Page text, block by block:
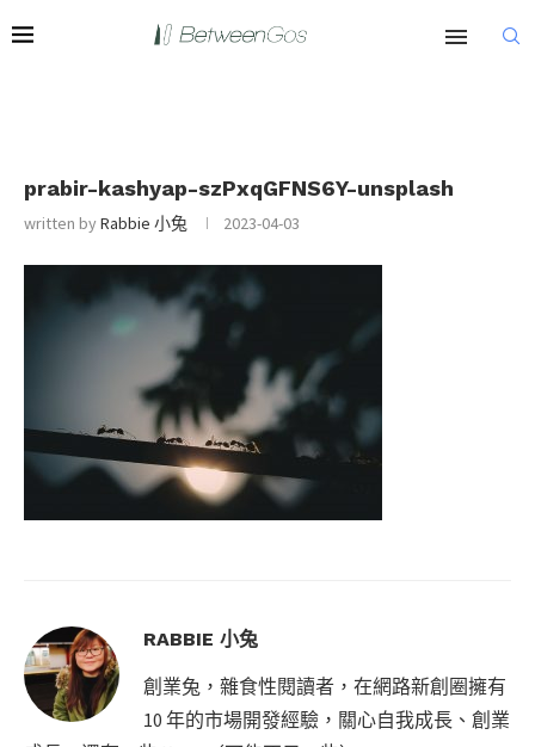
prabir-kashyap-szPxqGFNS6Y-unsplash
written byRabbie 小兔 2023-04-03
RABBIE 小兔
創業兔，雜食性閱讀者，在網路新創圈擁有
10 年的市場開發經驗，關心自我成長、創業